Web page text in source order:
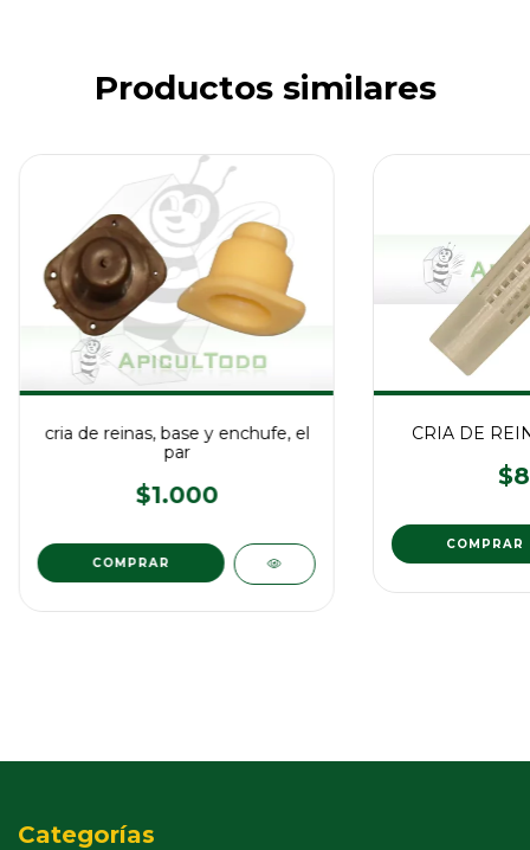
Productos similares
cria de reinas, base y enchufe, el
par
$1.000
CRIA DE
Categorías